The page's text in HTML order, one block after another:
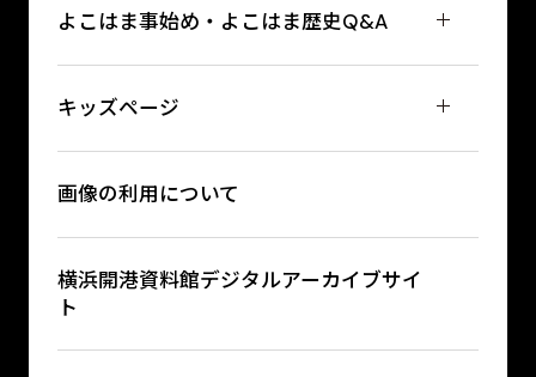
よこはま事始め・よこはま歴史Q&A
キッズページ
画像の利用について
横浜開港資料館デジタルアーカイブサイ
ト